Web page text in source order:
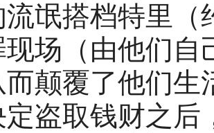
氓搭档特里（
场（由他们自
而颠覆了他们
定盗取钱财之